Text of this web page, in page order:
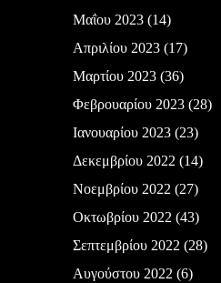
Μαΐου 2023(14)
Απριλίου 2023(17)
Μαρτίου 2023(36)
Φεβρουαρίου 2023(28)
Ιανουαρίου 2023(23)
Δεκεμβρίου 2022 (14)
Νοεμβρίου 2022 (27)
Οκτωβρίου 2022 (43)
Σεπτεμβρίου 2022 (28)
Αυγούστου 2022 (6)